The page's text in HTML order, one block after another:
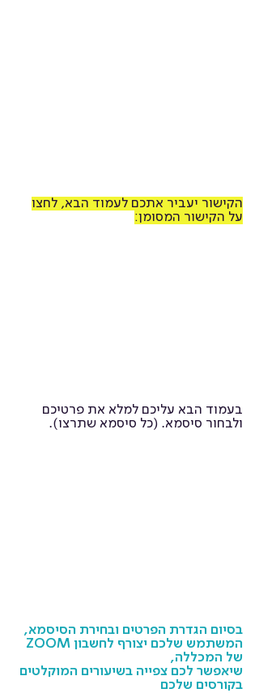
הקישור יעביר אתכם לעמוד הבא, לחצו
על הקישור המסומן:
בעמוד הבא עליכם למלא את פרטיכם
ולבחור סיסמא. (כל סיסמא שתרצו).
בסיום הגדרת הפרטים ובחירת הסיסמא,
המשתמש שלכם יצורף לחשבון ZOOM
של המכללה,
שיאפשר לכם צפייה בשיעורים המוקלטים
בקורסים שלכם